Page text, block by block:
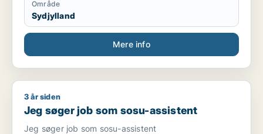
Område
Sydjylland
Mere info
Jeg søger job som sosu-assistent
3 år siden
Jeg søger job som sosu-assistent
Jeg søger job som sosu-assistent